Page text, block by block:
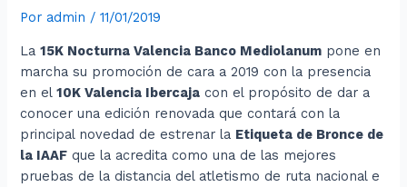
Por admin /11/01/2019
La15K Nocturna Valencia Banco Mediolanum pone en
marcha su promoción de cara a 2019 con la presencia
en el10K Valencia Ibercaja con el propósito de dar a
conocer una edición renovada que contará con la
principal novedad de estrenar la Etiqueta de Bronce de
la IAAF que la acredita como una de las mejores
pruebas de la distancia del atletismo de ruta nacional e